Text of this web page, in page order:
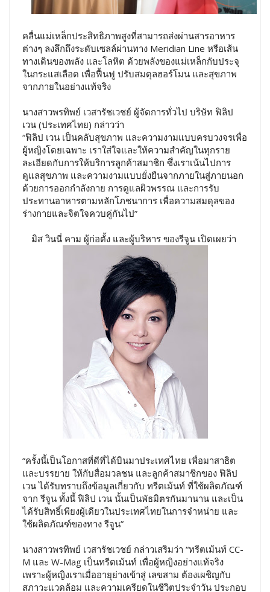
คลื่นแม่เหล็กประสิทธิภาพสูงที่สามารถส่งผ่านสารอาหาร
ต่างๆ ลงลึกถึงระดับเซลล์ผ่านทาง Meridian Line หรือเส้น
ทางเดินของพลัง และโลหิต ด้วยพลังของแม่เหล็กกับประจุ
ในกระแสเลือด เพื่อฟื้นฟู ปรับสมดุลฮอร์โมน และสุขภาพ
จากภายในอย่างแท้จริง
นางสาวพรทิพย์ เวสารัชเวชย์ ผู้จัดการทั่วไป บริษัท ฟิลิป
เวน (ประเทศไทย) กล่าวว่า
“ฟิลิป เวน เป็นคลับสุขภาพ และความงามแบบครบวงจรเพื่อ
ผู้หญิงโดยเฉพาะ เราใส่ใจและให้ความสำคัญในทุกราย
ละเอียดกับการให้บริการลูกค้าสมาชิก ซึ่งเราเน้นไปการ
ดูแลสุขภาพ และความงามแบบยั่งยืนจากภายในสู่ภายนอก
ด้วยการออกกำลังกาย การดูแลผิวพรรณ และการรับ
ประทานอาหารตามหลักโภชนาการ เพื่อความสมดุลของ
ร่างกายและจิตใจควบคู่กันไป”
มิส วินนี่ คาม ผู้ก่อตั้ง และผู้บริหาร ของรีจูน เปิดเผยว่า
“ครั้งนี้เป็นโอกาสที่ดีที่ได้บินมาประเทศไทย เพื่อมาสาธิต
และบรรยาย ให้กับสื่อมวลชน และลูกค้าสมาชิกของ ฟิลิป
เวน ได้รับทราบถึงข้อมูลเกี่ยวกับ ทรีตเม้นท์ ที่ใช้ผลิตภัณฑ์
จาก รีจูน ทั้งนี้ ฟิลิป เวน นั้นเป็นพัธมิตรกันมานาน และเป็น
ได้รับสิทธิ์เพียงผู้เดียวในประเทศไทยในการจำหน่าย และ
ใช้ผลิตภัณฑ์ของทาง รีจูน”
นางสาวพรทิพย์ เวสารัชเวชย์ กล่าวเสริมว่า “ทรีตเม้นท์ CC-
M และ W-Mag เป็นทรีตเม้นท์ เพื่อผู้หญิงอย่างแท้จริง
เพราะผู้หญิงเราเมื่ออายุย่างเข้าสู่ เลขสาม ต้องเผชิญกับ
สภาวะแวดล้อม และความเครียดในชีวิตประจำวัน ประกอบ